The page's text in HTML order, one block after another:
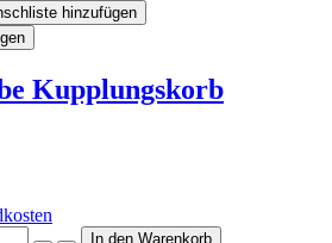
hinzufügen
Kupplungskorb